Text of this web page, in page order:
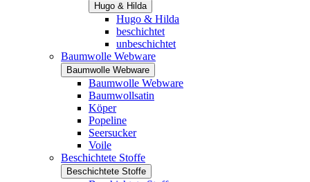
Hugo & Hilda
Hugo & Hilda
beschichtet
unbeschichtet
Baumwolle Webware
Baumwolle Webware
Baumwolle Webware
Baumwollsatin
Köper
Popeline
Seersucker
Voile
Beschichtete Stoffe
Beschichtete Stoffe